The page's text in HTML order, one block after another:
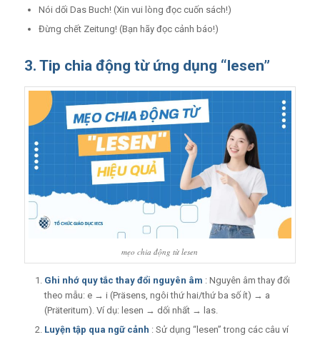
Nói dối Das Buch! (Xin vui lòng đọc cuốn sách!)
Đừng chết Zeitung! (Bạn hãy đọc cảnh báo!)
3. Tip chia động từ ứng dụng “lesen”
mẹo chia động từ lesen
Ghi nhớ quy tắc thay đổi nguyên âm : Nguyên âm thay đổi
theo mẫu: e → i (Präsens, ngôi thứ hai/thứ ba số ít) → a
(Präteritum). Ví dụ: lesen → dối nhất → las.
Luyện tập qua ngữ cảnh : Sử dụng “lesen” trong các câu ví